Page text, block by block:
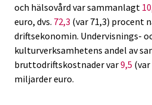
och hälsovård var sammanlagt
euro, dvs. 72,3 (var 71,3) procent
driftsekonomin. Undervisnings-
kulturverksamhetens andel av
bruttodriftskostnader var9,5 (var
miljarder euro.